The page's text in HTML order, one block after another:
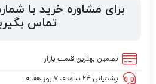
برای مشاوره خرید با
تماس
تضمین بهترین قیمت بازار
پشتیبانی ۲۴ ساعته، ۷ روز هفته